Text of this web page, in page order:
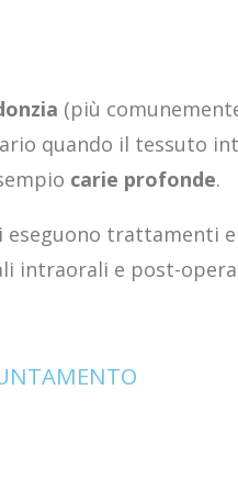
(più
quando il tessuto
carie profonde.
eseguono
intraorali e post-